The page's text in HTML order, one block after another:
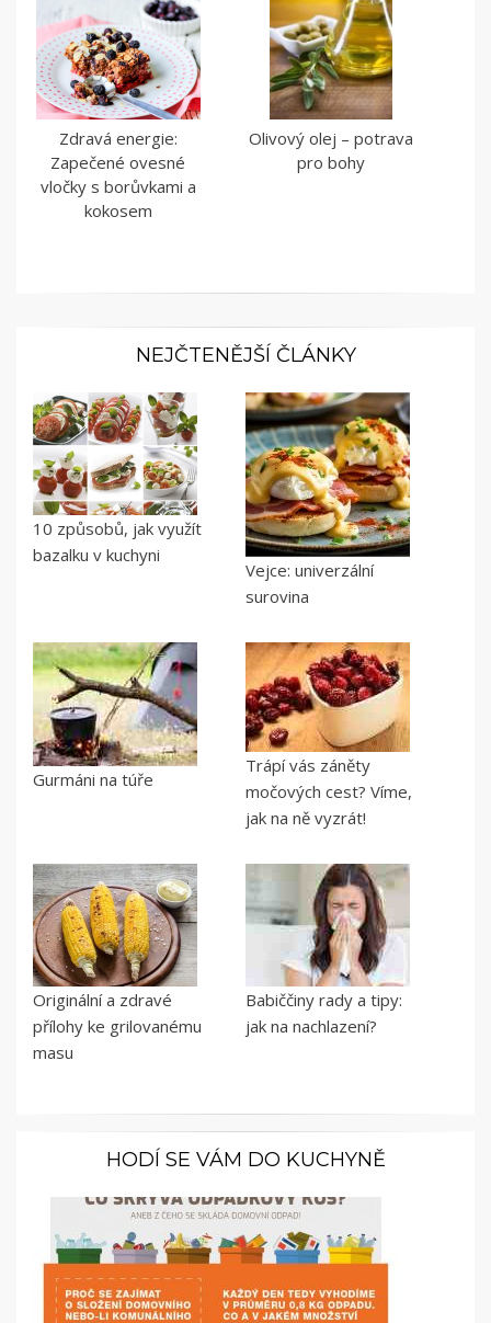
Zdravá energie:
Zapečené ovesné
vločky s borůvkami a
kokosem
Olivový olej – potrava
pro bohy
NEJČTENĚJŠÍ ČLÁNKY
10 způsobů, jak využít
bazalku v kuchyni
Vejce: univerzální
surovina
Gurmáni na túře
Trápí vás záněty
močových cest? Víme,
jak na ně vyzrát!
Originální a zdravé
přílohy ke grilovanému
masu
Babiččiny rady a tipy:
jak na nachlazení?
HODÍ SE VÁM DO KUCHYNĚ